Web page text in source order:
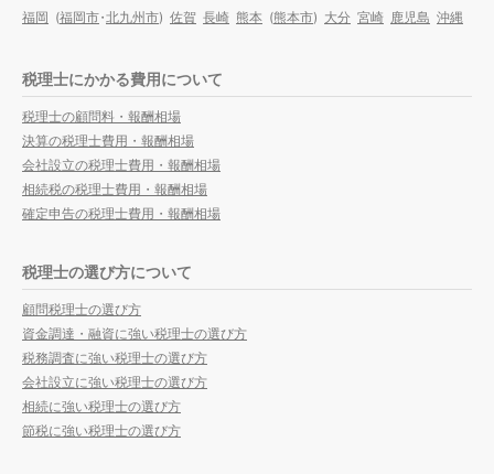
福岡 (福岡市・北九州市) 佐賀 長崎 熊本 (熊本市) 大分 宮崎 鹿児島 沖縄
税理士にかかる費用について
税理士の顧問料・報酬相場
決算の税理士費用・報酬相場
会社設立の税理士費用・報酬相場
相続税の税理士費用・報酬相場
確定申告の税理士費用・報酬相場
税理士の選び方について
顧問税理士の選び方
資金調達・融資に強い税理士の選び方
税務調査に強い税理士の選び方
会社設立に強い税理士の選び方
相続に強い税理士の選び方
節税に強い税理士の選び方